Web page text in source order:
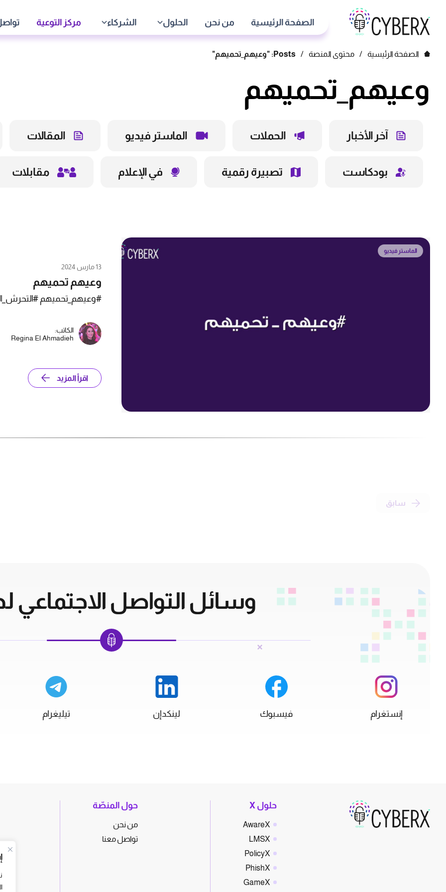
الصفحة الرئيسية من نحن الحلول الشركاء مركز التوعية
الصفحة الرئيسية / محتوى المنصة / Posts: "وعيهم_تحميهم"
وعيهم_تحميهم
آخر الأخبار الحملات الماستر فيديو المقالات
بودكاست تصبيرة رقمية في الإعلام مقابلات
الماستر فيديو
13 مارس 2024
وعيهم تحميهم
#وعيهم_تحميهم
الكاتب:
Regina El Ahmadieh
اقرأ المزيد
سابق
وسائل التواصل الاجتماعي
إنستغرام فيسبوك لينكدإن تيليغرام
حلول X
AwareX
LMSX
PolicyX
PhishX
GameX
حول المنصّة
من نحن
تواصل معنا